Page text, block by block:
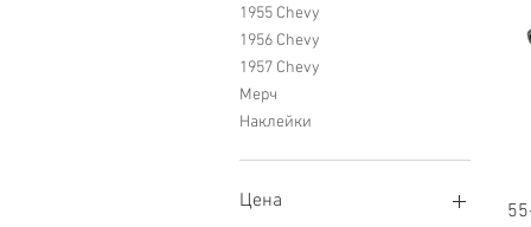
1955 Chevy
1956 Chevy
1957 Chevy
Мерч
Наклейки
Цена